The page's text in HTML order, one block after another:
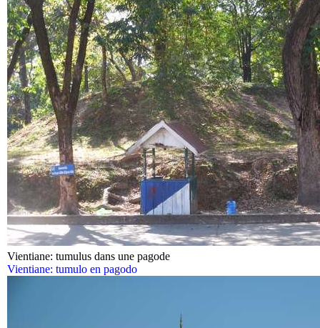
Vientiane: tumulus dans une pagode
Vientiane: tumulo en pagodo